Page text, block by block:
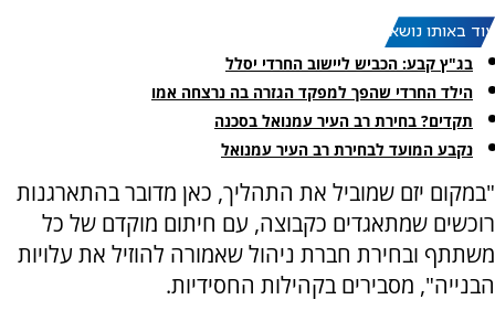
עוד באותו נושא:
בג"ץ קבע: הכביש ליישוב החרדי יסלל
הילד החרדי שהפך למפקד הגזרה בה נרצחה אמו
תקדים? בחירת רב העיר עמנואל בסכנה
נקבע המועד לבחירת רב העיר עמנואל
"במקום יזם שמוביל את התהליך, כאן מדובר בהתארגנות
רוכשים שמתאגדים כקבוצה, עם חיתום מוקדם של כל
משתתף ובחירת חברת ניהול שאמורה להוזיל את עלויות
הבנייה", מסבירים בקהילות החסידיות.